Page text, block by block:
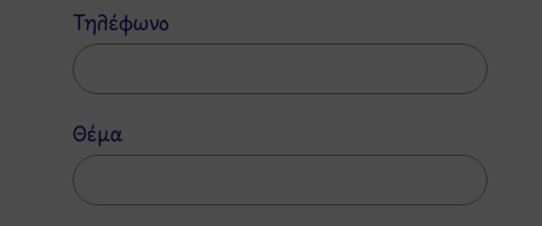
Τηλέφωνο
Θέμα